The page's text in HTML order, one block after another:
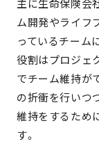
主に生命保険会
ム開発やライフ
っているチーム
役割はプロジェ
でチーム維持が
の折衝を行いつ
維持をするため
す。